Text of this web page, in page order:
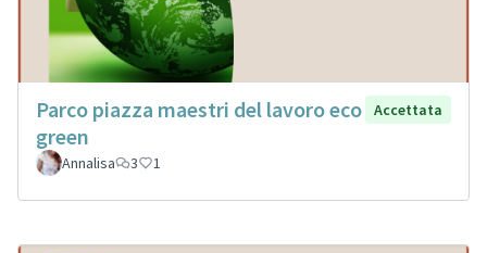
Parco piazza maestri del lavoro eco
green
Accettata
Annalisa 3 1